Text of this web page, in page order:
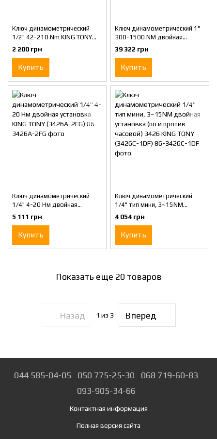
Ключ динамометрический
1/2" 42-210 Nm KING TONY
(34423-1A)
2 200 грн
Купить
Ключ динамометрический 1"
300-1500 NM двойная
установка, резиновая ручка
KING TONY (34862-2DG)
39 322 грн
Купить
Ключ динамометрический
1/4" 4-20 Нм двойная
установка KING TONY (3426A-
5 111 грн
Купить
Ключ динамометрический
1/4" тип мини, 3~15NM
двойная установка (по и
против часовой) 3426 KING
TONY (3426C-1DF)
4 054 грн
Купить
Показать еще 20 товаров
Назад 1 из 3 Вперед
044 585-04-05 050 775-25-30
068 719-60-83
093-905-34-66
Контактная информация
Полная версия сайта